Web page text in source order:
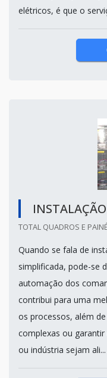
elétricos, é que o
TOTAL QUADROS E
Quando se fala de
simplificada, pode-se
automação dos
contribui para uma
os processos, além
complexas ou
ou indústria sejam ali...